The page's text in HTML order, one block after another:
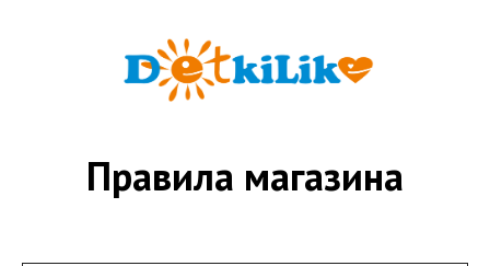
Правила магазина